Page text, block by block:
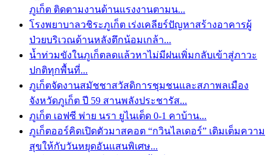
ภูเก็ต ติดตามงานด้านแรงงานตามน...
โรงพยาบาลวชิระภูเก็ต เร่งเคลียร์ปัญหาสร้างอาคารผู้
ป่วยบริเวณด้านหลังตึกน้อมเกล้า...
น้ำท่วมขังในภูเก็ตลดแล้วหาไม่มีฝนเพิ่มกลับเข้าสู่ภาวะ
ปกติทุกพื้นที่...
ภูเก็ตจัดงานสมัชชาสวัสดิการชุมชนและสภาพลเมือง
จังหวัดภูเก็ต ปี 59 สานพลังประชารัส...
ภูเก็ต เอฟซี พ่าย นรา ยูไนเต็ด 0-1 คาบ้าน...
ภูเก็ตออร์คิดเปิดตัวมาสคอต “กวินไลเดอร์” เติมเต็มความ
สุขให้กับวันหยุดอันแสนพิเศษ...